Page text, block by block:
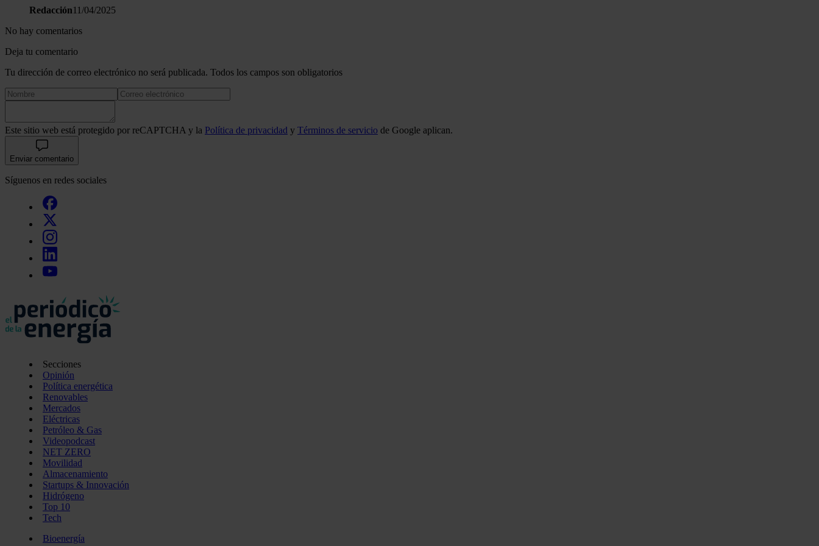
Redacción11/04/2025
No hay comentarios
Deja tu comentario
Tu dirección de correo electrónico no será publicada. Todos los campos son obligatorios
Este sitio web está protegido por reCAPTCHA y la Política de privacidad y Términos de servicio de Google aplican.
Enviar comentario
Síguenos en redes sociales
Secciones
Opinión
Política energética
Renovables
Mercados
Eléctricas
Petróleo & Gas
Videopodcast
NET ZERO
Movilidad
Almacenamiento
Startups & Innovación
Hidrógeno
Top 10
Tech
Bioenergía